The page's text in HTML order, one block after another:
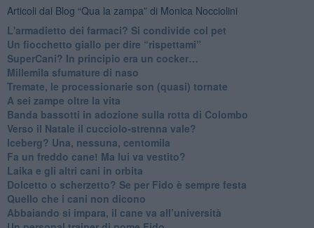
Articoli dal Blog “Qua la zampa” di Monica Nocciolini
​L'armadietto dei farmaci? Si condivide col pet
Un fiocchetto giallo per dire “rispettami”
​SuperCani? In principio era un cocker…
​Millemila sfumature di naso
Tremate, le processionarie son (quasi) tornate
A sei zampe oltre la vita
​Banda bassotti in adozione sulla rotta di Colombo
Verso il Natale il cucciolo-strenna vale?
Iceberg? Una, nessuna, centomila
​Fa un freddo cane! Ma lui va vestito?
Laika e gli altri cani in orbita
​Dolcetto o scherzetto? Se per Fido è sempre festa
Quello che i cani non dicono
Abbaiando si impara, il cane va all’università